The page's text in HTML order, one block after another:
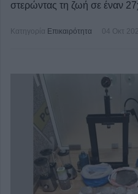
στερώντας τη ζωή σε έναν
Κατηγορία Επικαιρότητα 04 Οκτ